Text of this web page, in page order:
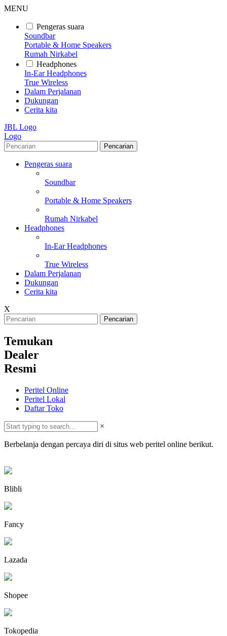
MENU
Pengeras suara
Soundbar
Portable & Home Speakers
Rumah Nirkabel
Headphones
In-Ear Headphones
True Wireless
Dalam Perjalanan
Dukungan
Cerita kita
JBL Logo
Logo
Pencarian
Pengeras suara
Soundbar
Portable & Home Speakers
Rumah Nirkabel
Headphones
In-Ear Headphones
True Wireless
Dalam Perjalanan
Dukungan
Cerita kita
X
Pencarian
Temukan
Dealer
Resmi
Peritel Online
Peritel Lokal
Daftar Toko
×
Berbelanja dengan percaya diri di situs web peritel online berikut.
Blibli
Fancy
Lazada
Shopee
Tokopedia